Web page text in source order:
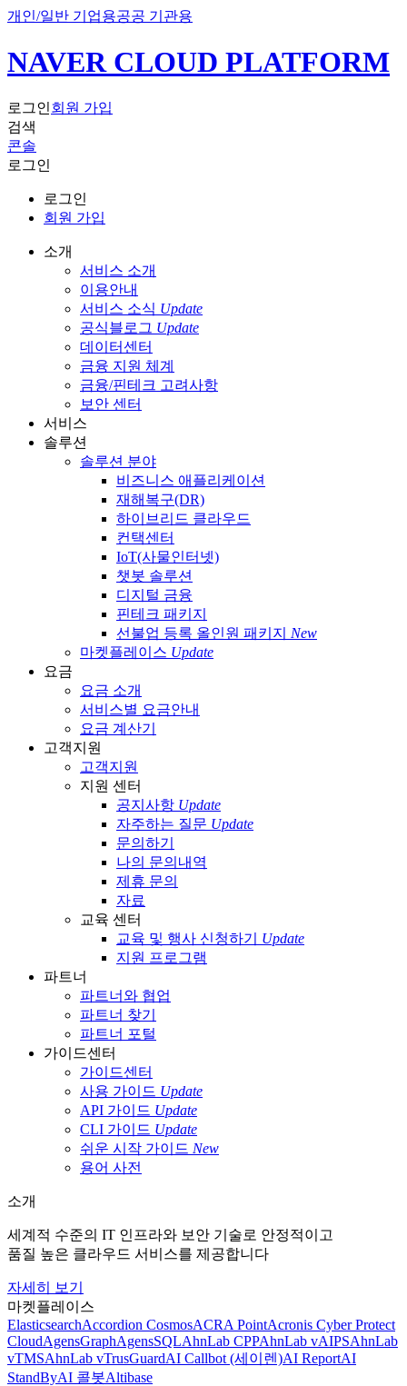
개인/일반 기업용공공 기관용
NAVER CLOUD PLATFORM
로그인회원 가입
검색
콘솔
로그인
로그인
회원 가입
소개
서비스 소개
이용안내
서비스 소식 Update
공식블로그 Update
데이터센터
금융 지원 체계
금융/핀테크 고려사항
보안 센터
서비스
솔루션
솔루션 분야
비즈니스 애플리케이션
재해복구(DR)
하이브리드 클라우드
컨택센터
IoT(사물인터넷)
챗봇 솔루션
디지털 금융
핀테크 패키지
선불업 등록 올인원 패키지 New
마켓플레이스 Update
요금
요금 소개
서비스별 요금안내
요금 계산기
고객지원
고객지원
지원 센터
공지사항 Update
자주하는 질문 Update
문의하기
나의 문의내역
제휴 문의
자료
교육 센터
교육 및 행사 신청하기 Update
지원 프로그램
파트너
파트너와 협업
파트너 찾기
파트너 포털
가이드센터
가이드센터
사용 가이드 Update
API 가이드 Update
CLI 가이드 Update
쉬운 시작 가이드 New
용어 사전
소개
세계적 수준의 IT 인프라와 보안 기술로 안정적이고
품질 높은 클라우드 서비스를 제공합니다
자세히 보기
마켓플레이스
ElasticsearchAccordion CosmosACRA PointAcronis Cyber Protect
CloudAgensGraphAgensSQLAhnLab CPPAhnLab vAIPSAhnLab
vTMSAhnLab vTrusGuardAI Callbot (세이렌)AI ReportAI
StandByAI 콜봇Altibase